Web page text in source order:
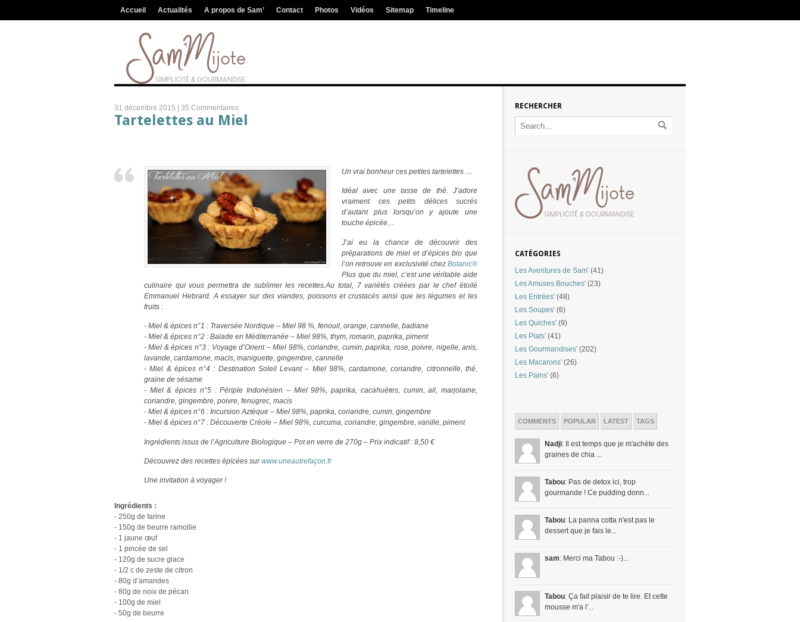
Accueil Actualités A propos de Sam’ Contact Photos Vidéos Sitemap Timeline
31 décembre 2015 | 35 Commentaires
Tartelettes au Miel
Un vrai bonheur ces petites tartelettes …
Idéal avec une tasse de thé. J’adore
vraiment ces petits délices sucrés
d’autant plus lorsqu’on y ajoute une
touche épicée…
J’ai eu la chance de découvrir des
préparations de miel et d’épices bio que
l’on retrouve en exclusivité chez Botanic®
Plus que du miel, c’est une véritable aide
culinaire qui vous permettra de sublimer les recettes.Au total, 7 variétés créées par le chef étoilé
Emmanuel Hebrard. A essayer sur des viandes, poissons et crustacés ainsi que les légumes et les
fruits :
- Miel & épices n°1 : Traversée Nordique – Miel 98 %, fenouil, orange, cannelle, badiane
- Miel & épices n°2 : Balade en Méditerranée – Miel 98%, thym, romarin, paprika, piment
- Miel & épices n°3 : Voyage d’Orient – Miel 98%, coriandre, cumin, paprika, rose, poivre, nigelle, anis,
lavande, cardamone, macis, maniguette, gingembre, cannelle
- Miel & épices n°4 : Destination Soleil Levant – Miel 98%, cardamone, coriandre, citronnelle, thé,
graine de sésame
- Miel & épices n°5 : Périple Indonésien – Miel 98%, paprika, cacahuètes, cumin, ail, marjolaine,
coriandre, gingembre, poivre, fenugrec, macis
- Miel & épices n°6 : Incursion Aztèque – Miel 98%, paprika, coriandre, cumin, gingembre
- Miel & épices n°7 : Découverte Créole – Miel 98%, curcuma, coriandre, gingembre, vanille, piment
Ingrédients issus de l’Agriculture Biologique – Pot en verre de 270g – Prix indicatif : 8,50 €
Découvrez des recettes épicées surwww.uneautrefaçon.fr
Une invitation à voyager !
Ingrédients :
- 250g de farine
- 150g de beurre ramollie
- 1 jaune œuf
- 1 pincée de sel
- 120g de sucre glace
- 1/2 c de zeste de citron
- 80g d’amandes
- 80g de noix de pécan
- 100g de miel
- 50g de beurre
RECHERCHER
CATÉGORIES
Les Aventures de Sam' (41)
Les Amuses Bouches' (23)
Les Entrées' (48)
Les Soupes' (6)
Les Quiches' (9)
Les Plats' (41)
Les Gourmandises' (202)
Les Macarons' (26)
Les Pains' (6)
COMMENTS POPULAR LATEST TAGS
Nadji: Il est temps que je m'achète des
graines de chia ...
Tabou: Pas de detox ici, trop
gourmande ! Ce pudding donn...
Tabou: La panna cotta n'est pas le
dessert que je fais le...
sam: Merci ma Tabou :-)...
Tabou: Ça fait plaisir de te lire. Et cette
mousse m'a l'...